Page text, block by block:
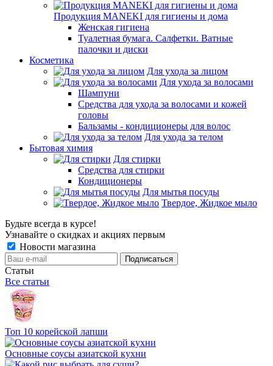
Продукция MANEKI для гигиены и дома
Женская гигиена
Туалетная бумага. Салфетки. Ватные
палочки и диски
Косметика
Для ухода за лицом
Для ухода за волосами
Шампуни
Средства для ухода за волосами и кожей
головы
Бальзамы - кондиционеры для волос
Для ухода за телом
Бытовая химия
Для стирки
Средства для стирки
Кондиционеры
Для мытья посуды
Твердое, Жидкое мыло
Будьте всегда в курсе!
Узнавайте о скидках и акциях первым
Новости магазина
Статьи
Все статьи
Топ 10 корейской лапши
Основные соусы азиатской кухни